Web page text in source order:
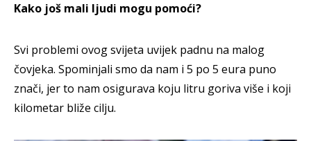
Kako još mali ljudi mogu pomoći?
Svi problemi ovog svijeta uvijek padnu na malog
čovjeka. Spominjali smo da nam i 5 po 5 eura puno
znači, jer to nam osigurava koju litru goriva više i koji
kilometar bliže cilju.